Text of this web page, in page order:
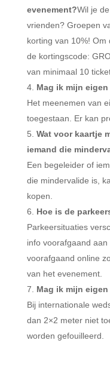
evenement?Wil je
vrienden? Groepen
korting van 10%!
de kortingscode:
van minimaal 10
Mag ik mijn
Het meenemen van
toegestaan. Er kan
Wat voor kaartje
iemand die
Een begeleider of
die mindervalide is,
kopen.
Hoe is de
Parkeersituaties
info voorafgaand
voorafgaand online
van het evenement.
Mag ik mijn
Bij internationale
dan 2×2 meter niet
worden gefouilleerd.